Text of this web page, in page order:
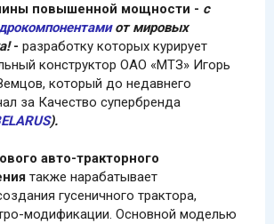
повышенной мощности - с
от мировых
- разработку которых курирует
конструктор ОАО «МТЗ» Игорь
который до недавнего
за Качество супербренда
).
авто-тракторного
также нарабатывает
гусеничного трактора,
модификации. Основной моделью